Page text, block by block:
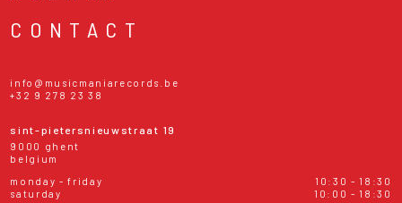
CONTACT
info@musicmaniarecords.be
+32 9 278 23 38
sint-pietersnieuwstraat 19
9000 ghent
belgium
monday - friday
10:30 - 18:30
saturday
10:00 - 18:30